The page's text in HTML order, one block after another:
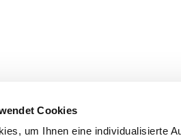
Cookies
um Ihnen eine individualisierte